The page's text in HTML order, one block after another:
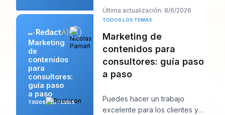
papeleo y empieza a
redactarlos como si inte
Última actualización: 8/6/2026
Marketing
de
contenidos
para
consultores:
guía paso
a paso
TODOS LOS TEMAS
TODOS LOS TEMAS
Marketing de
contenidos para
consultores: guía paso
a paso
Puedes hacer un trabajo
excelente para los clientes y